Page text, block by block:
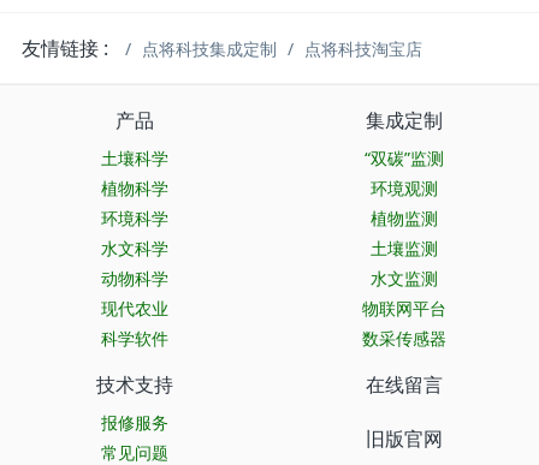
友情链接 : 点将科技集成定制 点将科技淘宝店
产品
土壤科学
植物科学
环境科学
水文科学
动物科学
现代农业
科学软件
集成定制
“双碳”监测
环境观测
植物监测
土壤监测
水文监测
物联网平台
数采传感器
技术支持
报修服务
常见问题
在线留言
旧版官网